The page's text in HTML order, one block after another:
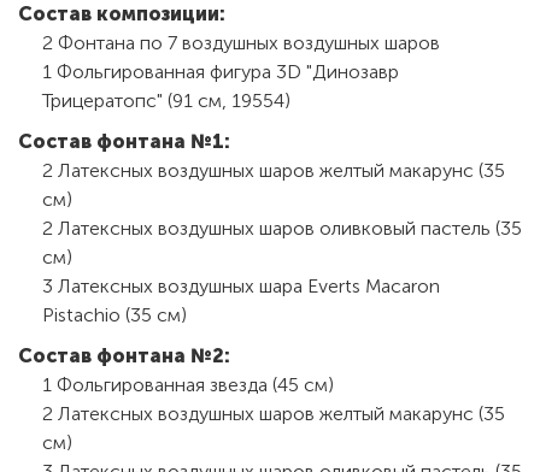
Состав композиции:
2 Фонтана по 7 воздушных воздушных шаров
1 Фольгированная фигура 3D "Динозавр
Трицератопс" (91 см, 19554)
Состав фонтана №1:
2 Латексных воздушных шаров желтый макарунс (35
см)
2 Латексных воздушных шаров оливковый пастель (35
см)
3 Латексных воздушных шара Everts Macaron
Pistachio (35 см)
Состав фонтана №2:
1 Фольгированная звезда (45 см)
2 Латексных воздушных шаров желтый макарунс (35
см)